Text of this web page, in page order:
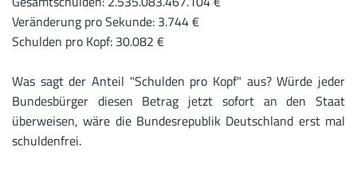
Veränderung pro Sekunde: 3.744 €
Schulden pro Kopf: 30.082 €
Was sagt der Anteil "Schulden pro Kopf" aus? Würde jeder
Bundesbürger diesen Betrag jetzt sofort an den Staat
überweisen, wäre die Bundesrepublik Deutschland erst mal
schuldenfrei.